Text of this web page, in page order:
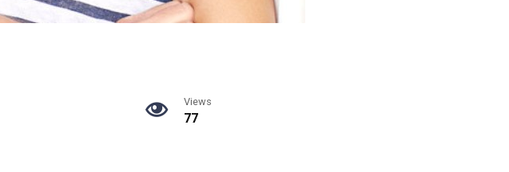
Views
77